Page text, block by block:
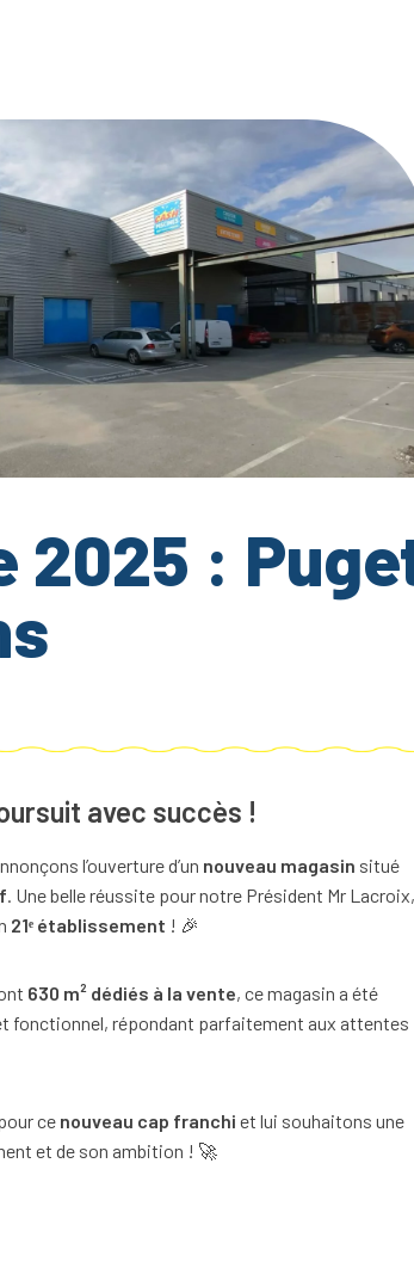
2025 :
avec succès !
l’ouverture d’un nouveau magasin situé
. Une belle réussite pour notre Président Mr Lacroix,
21ᵉ établissement ! 🎉
630 m² dédiés à la vente, ce magasin a été
fonctionnel, répondant parfaitement aux attentes
ce nouveau cap franchi et lui souhaitons une
et de son ambition ! 🚀